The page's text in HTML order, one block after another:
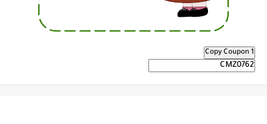
Copy Coupon 1